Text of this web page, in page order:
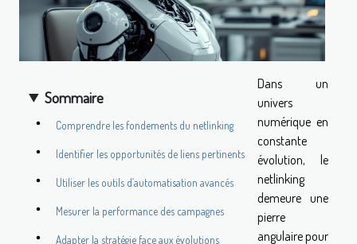
Sommaire
Comprendre les fondements du netlinking
Identifier les opportunités de liens pertinents
Utiliser les outils d’automatisation avancés
Mesurer la performance des campagnes
Adapter la stratégie face aux évolutions
Dans un
univers
numérique en
constante
évolution, le
netlinking
demeure une
pierre
angulaire pour